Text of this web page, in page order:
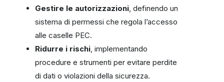
Gestire le autorizzazioni, definendo un
sistema di permessi che regola l’accesso
alle caselle PEC.
Ridurre i rischi, implementando
procedure e strumenti per evitare perdite
di dati o violazioni della sicurezza.